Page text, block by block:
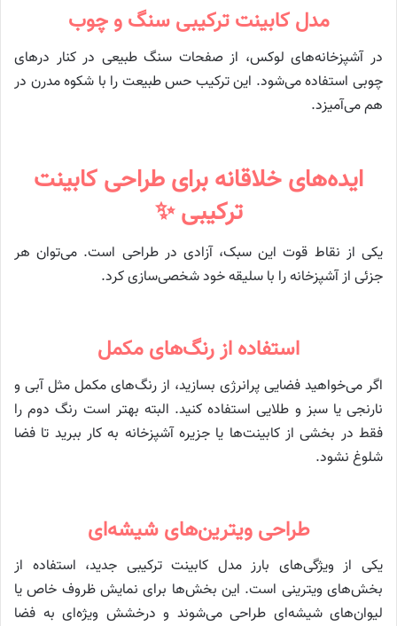
مدل کابینت ترکیبی سنگ و چوب
در آشپزخانه‌های لوکس، از صفحات سنگ طبیعی در کنار درهای
چوبی استفاده می‌شود. این ترکیب حس طبیعت را با شکوه مدرن در
هم می‌آمیزد.
ایده‌های خلاقانه برای طراحی کابینت
ترکیبی ✨
یکی از نقاط قوت این سبک، آزادی در طراحی است. می‌توان هر
جزئی از آشپزخانه را با سلیقه خود شخصی‌سازی کرد.
استفاده از رنگ‌های مکمل
اگر می‌خواهید فضایی پرانرژی بسازید، از رنگ‌های مکمل مثل آبی و
نارنجی یا سبز و طلایی استفاده کنید. البته بهتر است رنگ دوم را
فقط در بخشی از کابینت‌ها یا جزیره آشپزخانه به کار ببرید تا فضا
شلوغ نشود.
طراحی ویترین‌های شیشه‌ای
یکی از ویژگی‌های بارز مدل کابینت ترکیبی جدید، استفاده از
بخش‌های ویترینی است. این بخش‌ها برای نمایش ظروف خاص یا
لیوان‌های شیشه‌ای طراحی می‌شوند و درخشش ویژه‌ای به فضا